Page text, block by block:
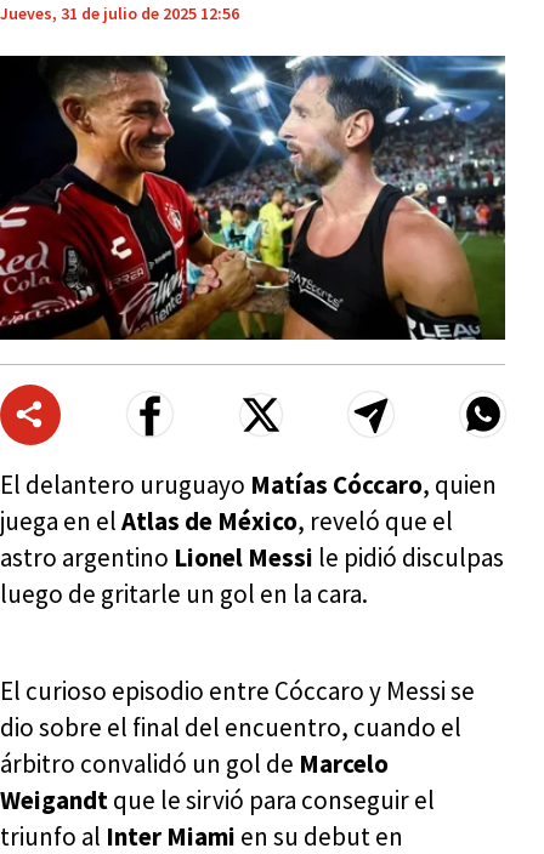
Jueves, 31 de julio de 2025 12:56
El delantero uruguayo Matías Cóccaro, quien
juega en elAtlas de México, reveló que el
astro argentino Lionel Messi le pidió disculpas
luego de gritarle un gol en la cara.
El curioso episodio entre Cóccaro y Messi se
dio sobre el final del encuentro, cuando el
árbitro convalidó un gol de Marcelo
Weigandtque le sirvió para conseguir el
triunfo al Inter Miami en su debut en